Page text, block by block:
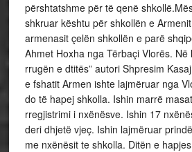
përshtatshme për të qenë
shkruar kështu për shkollën e
armenasit çelën shkollën e parë
Ahmet Hoxha nga Tërbaçi Vlorës. Në
rrugën e dtitës” autori Shpresim
e fshatit Armen ishte lajmëruar nga
do të hapej shkolla. Ishin marrë
rregjistrimi i nxënësve. Ishin 17
deri dhjetë vjeç. Ishin lajmëruar
me nxënësit te shkolla. Ditën e